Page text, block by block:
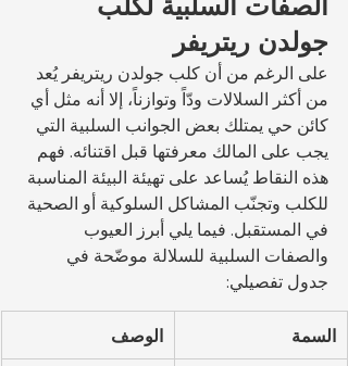
جولدن ريتريفر
على الرغم من أن كلب جولدن ريتريفر يُعد
من أكثر السلالات ودّاً وتوازناً، إلا أنه مثل أي
كائن حي يمتلك بعض الجوانب السلبية التي
يجب على المالك معرفتها قبل اقتنائه. فهم
هذه النقاط يُساعد على تهيئة البيئة المناسبة
للكلب وتجنّب المشاكل السلوكية أو الصحية
في المستقبل. فيما يلي أبرز العيوب
والصفات السلبية للسلالة موضّحة في
جدول تفصيلي:
السمة الوصف